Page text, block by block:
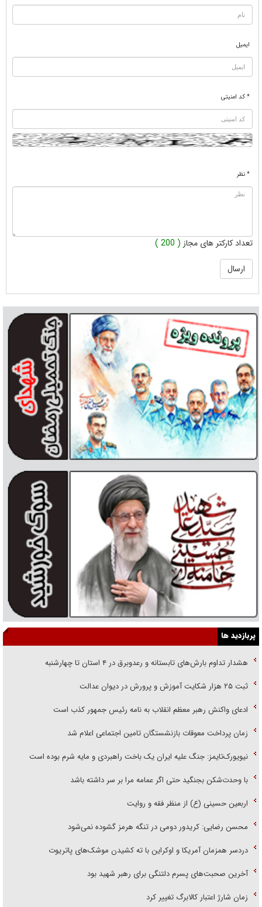
ایمیل
* کد امنیتی
* نظر
تعداد کارکتر های مجاز ( 200 )
پربازدید ها
هشدار تداوم بارش‌های تابستانه و رعدوبرق در ۴ استان تا چهارشنبه
ثبت ۲۵ هزار شکایت آموزش و پرورش در دیوان عدالت
ادعای واکنش رهبر معظم انقلاب به نامه رئیس جمهور کذب است
زمان پرداخت معوقات بازنشستگان تامین اجتماعی اعلام شد
نیویورک‌تایمز: جنگ علیه ایران یک باخت راهبردی و مایه شرم بوده است
با وحدت‌شکن بجنگید حتی اگر عمامه مرا بر سر داشته باشد
اربعین حسینی (ع) از منظر فقه و روایت
محسن رضایی: کریدور دومی در تنگه هرمز گشوده نمی‌شود
دردسر همزمان آمریکا و اوکراین با ته کشیدن موشک‌های پاتریوت
آخرین صحبت‌های پسرم دلتنگی برای رهبر شهید بود
زمان شارژ اعتبار کالابرگ تغییر کرد